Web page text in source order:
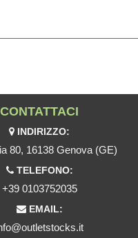
CONTATTACI
INDIRIZZO:
80, 16138 Genova (GE)
TELEFONO:
+39 0103752035
EMAIL: